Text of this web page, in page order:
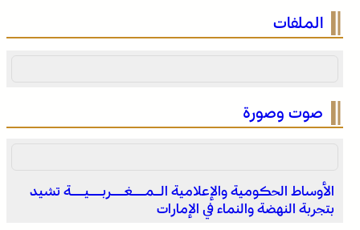
فينيسيوس جونيور يمدد عقده مع ريال مدريد حتى 2032
انطلاق الدورة الأولى من مهرجان السعيدية للموسيقى
الملفات
صوت وصورة
الأوساط الحكومية والإعلامية الـمــغــربــيــة تشيد
بتجربة النهضة والنماء في الإمارات